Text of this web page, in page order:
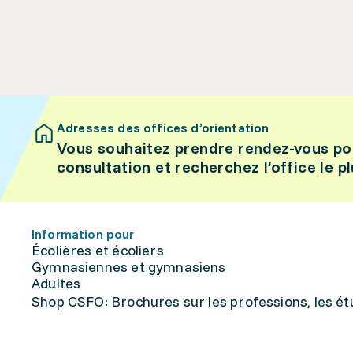
Adresses des offices d’orientation
Vous souhaitez prendre rendez-vous
consultation et recherchez l’office le
Information pour
Écolières et écoliers
Gymnasiennes et gymnasiens
Adultes
Shop CSFO: Brochures sur les professions, les